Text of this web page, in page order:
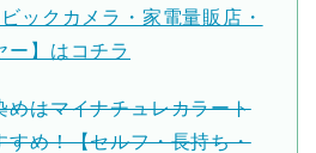
ックカメラ・家電量販店・
ー】はコチラ
めはマイナチュレカラート
すめ！【セルフ・長持ち・